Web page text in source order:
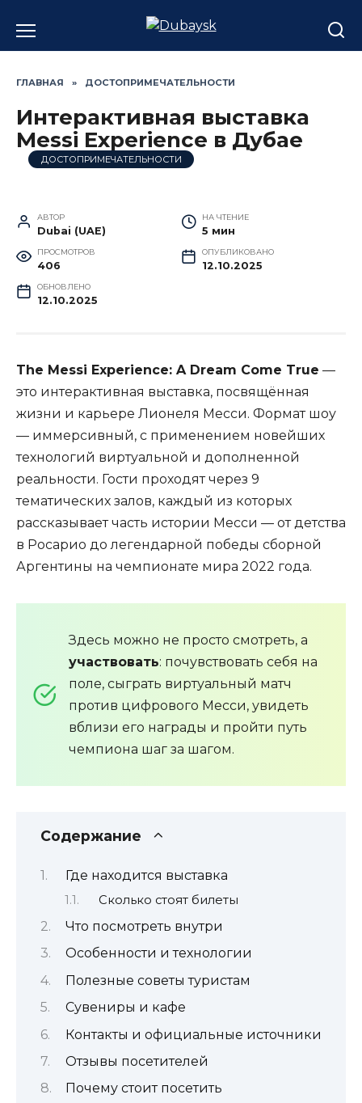
содержанию
ГЛАВНАЯ » ДОСТОПРИМЕЧАТЕЛЬНОСТИ
Интерактивная выставка
Messi Experience в Дубае
ДОСТОПРИМЕЧАТЕЛЬНОСТИ
АВТОР
Dubai (UAE)
НА ЧТЕНИЕ
5 мин
ПРОСМОТРОВ
406
ОПУБЛИКОВАНО
12.10.2025
ОБНОВЛЕНО
12.10.2025
The Messi Experience: A Dream Come True —
это интерактивная выставка, посвящённая
жизни и карьере Лионеля Месси. Формат шоу
— иммерсивный, с применением новейших
технологий виртуальной и дополненной
реальности. Гости проходят через 9
тематических залов, каждый из которых
рассказывает часть истории Месси — от детства
в Росарио до легендарной победы сборной
Аргентины на чемпионате мира 2022 года.
Здесь можно не просто смотреть, а
участвовать: почувствовать себя на
поле, сыграть виртуальный матч
против цифрового Месси, увидеть
вблизи его награды и пройти путь
чемпиона шаг за шагом.
Содержание
Где находится выставка
Сколько стоят билеты
Что посмотреть внутри
Особенности и технологии
Полезные советы туристам
Сувениры и кафе
Контакты и официальные источники
Отзывы посетителей
Почему стоит посетить